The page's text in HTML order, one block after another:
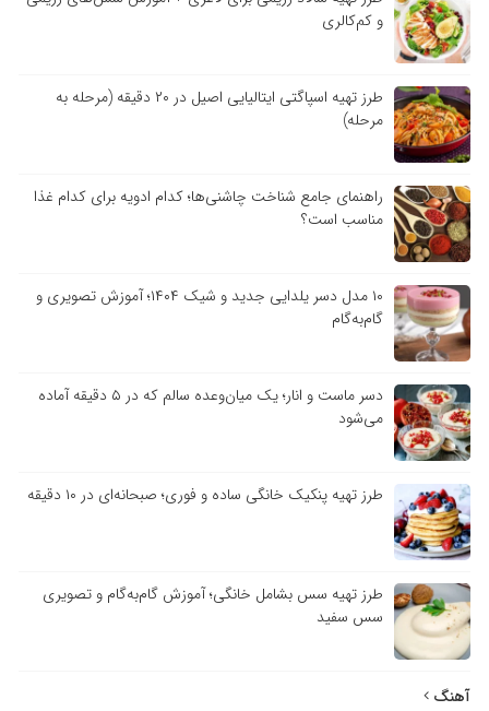
و کم‌کالری
طرز تهیه اسپاگتی ایتالیایی اصیل در ۲۰ دقیقه (مرحله به
مرحله)
راهنمای جامع شناخت چاشنی‌ها؛ کدام ادویه برای کدام غذا
مناسب است؟
۱۰ مدل دسر یلدایی جدید و شیک ۱۴۰۴؛ آموزش تصویری و
گام‌به‌گام
دسر ماست و انار؛ یک میان‌وعده سالم که در ۵ دقیقه آماده
می‌شود
طرز تهیه پنکیک خانگی ساده و فوری؛ صبحانه‌ای در ۱۰ دقیقه
طرز تهیه سس بشامل خانگی؛ آموزش گام‌به‌گام و تصویری
سس سفید
آهنگ